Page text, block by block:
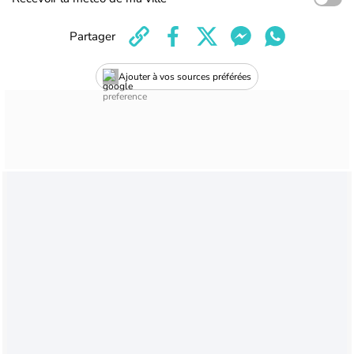
Ajouter à vos sources préférées
Partager